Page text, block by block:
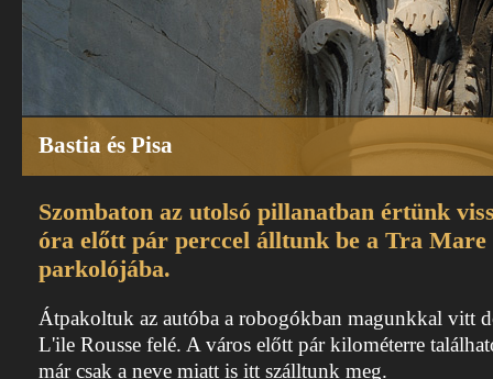
Bastia és Pisa
Szombaton az utolsó pillanatban értünk
óra előtt pár perccel álltunk be a Tra
parkolójába.
Átpakoltuk az autóba a robogókban magunkkal vitt
L'ile Rousse felé. A város előtt pár kilométerre
már csak a neve miatt is itt szálltunk meg.